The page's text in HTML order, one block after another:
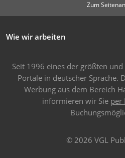
Zum
Wie wir arbeiten
Seit 1996 eines der größten
Portale in deutscher Sprache.
Werbung aus dem Bereich
informieren wir Sie per
© 2026 VGL